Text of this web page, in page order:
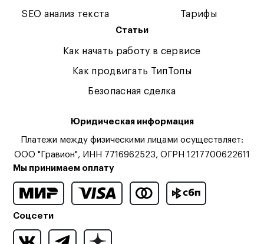
SEO анализ текста Тарифы
Статьи
Как начать работу в сервисе
Как продвигать ТипТопы
Безопасная сделка
Юридическая информация
Платежи между физическими лицами осуществляет:
ООО "Гравион", ИНН 7716962523, ОГРН 1217700622611
Мы принимаем оплату
Соцсети